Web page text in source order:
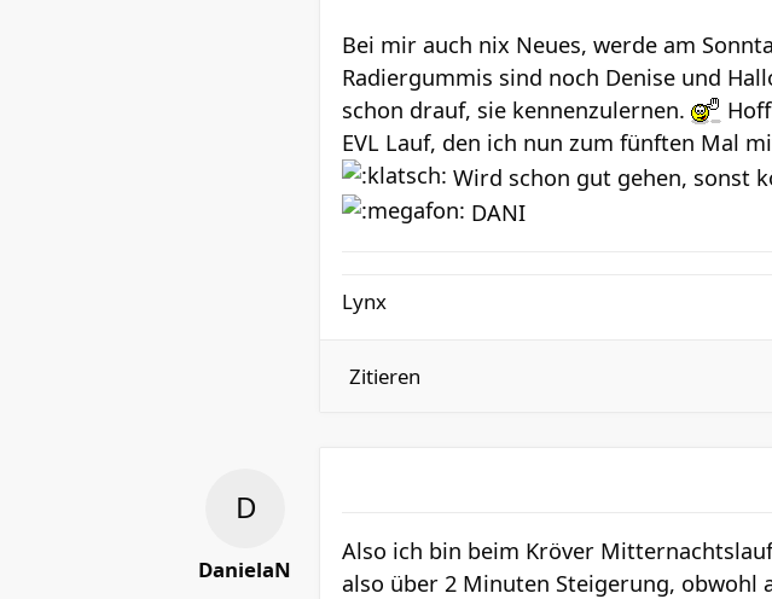
Bei mir auch nix Neues, werde am
Radiergummis sind noch Denise und
schon drauf, sie kennenzulernen.
EVL Lauf, den ich nun zum fünften Mal
Wird schon gut gehen, sonst
DANI
Lynx
Zitieren
DanielaN
Also ich bin beim Kröver
also über 2 Minuten Steigerung, obwohl